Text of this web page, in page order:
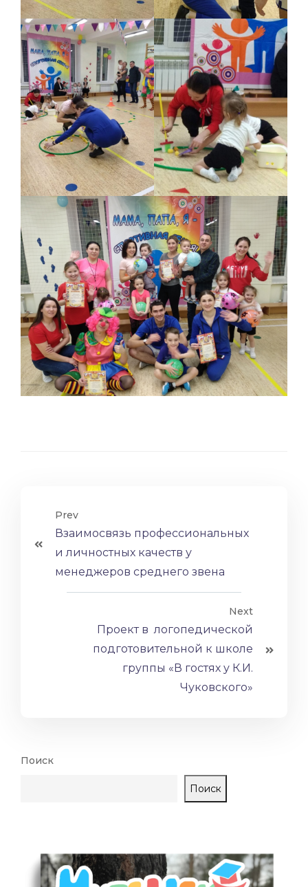
Prev
Взаимосвязь профессиональных
и личностных качеств у
менеджеров среднего звена
Next
Проект в логопедической
подготовительной к школе
группы «В гостях у К.И.
Чуковского»
Поиск
Поиск